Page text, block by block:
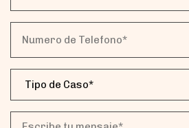
(Obligatorio)
Telefono*
(Obligatorio)
Tipo
de
Caso
Escribe